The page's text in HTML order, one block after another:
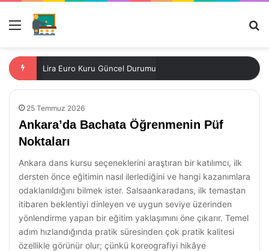
Menü
Lira Euro Kuru Güncel Durumu
25 Temmuz 2026
Ankara’da Bachata Öğrenmenin Püf
Noktaları
Ankara dans kursu seçeneklerini araştıran bir katılımcı, ilk
dersten önce eğitimin nasıl ilerlediğini ve hangi kazanımlara
odaklanıldığını bilmek ister. Salsaankaradans, ilk temastan
itibaren beklentiyi dinleyen ve uygun seviye üzerinden
yönlendirme yapan bir eğitim yaklaşımını öne çıkarır. Temel
adım hızlandığında pratik süresinden çok pratik kalitesi
özellikle görünür olur; çünkü koreografiyi hikâye